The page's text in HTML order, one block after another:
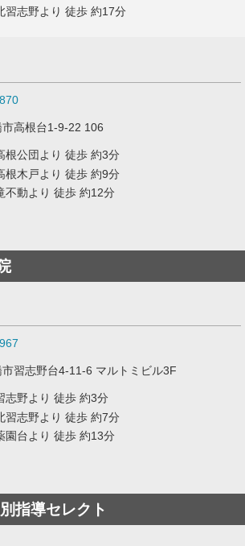
習志野より 徒歩 約17分
高根台1-9-22 106
根公団より 徒歩 約3分
根木戸より 徒歩 約9分
不動より 徒歩 約12分
習志野台4-11-6 マルトミビル3F
志野より 徒歩 約3分
習志野より 徒歩 約7分
園台より 徒歩 約13分
指導セレクト